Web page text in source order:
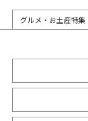
グルメ・お土産特集